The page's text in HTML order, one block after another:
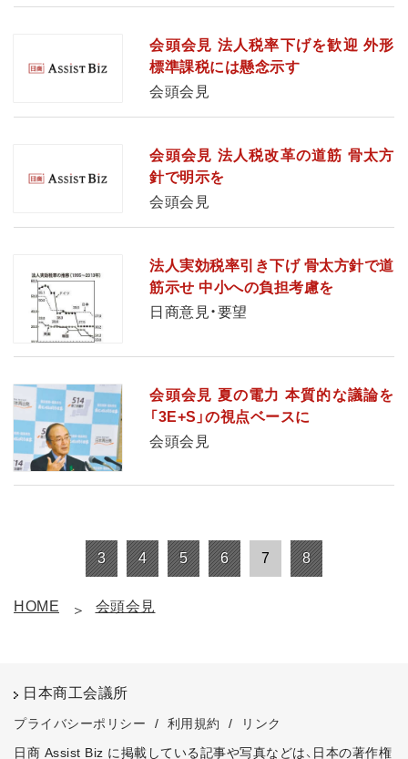
会頭会見 法人税率下げを歓迎 外形
標準課税には懸念示す
会頭会見
会頭会見 法人税改革の道筋 骨太方
針で明示を
会頭会見
法人実効税率引き下げ 骨太方針で道
筋示せ 中小への負担考慮を
日商意見・要望
会頭会見 夏の電力 本質的な議論を
「3E+S」の視点ベースに
会頭会見
3 4 5 6 7 8
HOME 会頭会見
日本商工会議所
プライバシーポリシー / 利用規約 /
リンク
日商 Assist Biz に掲載している記事や写真などは、日本の著作権